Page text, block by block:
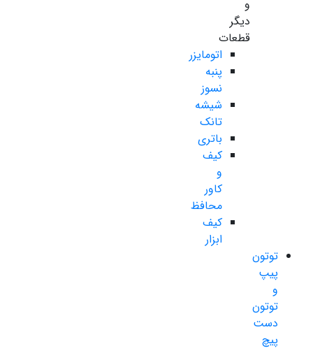
و
دیگر
قطعات
اتومایزر
پنبه
نسوز
شیشه
تانک
باتری
کیف
و
کاور
محافظ
کیف
ابزار
توتون
پیپ
و
توتون
دست
پیچ